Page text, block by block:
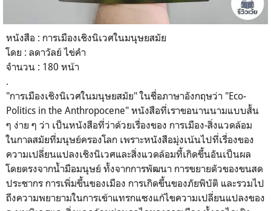
หนังสือ : การเมืองเชิงนิเวศในมนุษยสมัย
โดย : ลดาวัลย์ ไข่คำ
จำนวน : 180 หน้า
.
"การเมืองเชิงนิเวศในมนุษยสมัย" ในชื่อภาษาอังกฤษว่า "Eco-
Politics in the Anthropocene" หนังสือที่เราขอนานนามแบบสั้น
ๆ ง่าย ๆ ว่า เป็นหนังสือที่ว่าด้วยเรื่องของ การเมือง-สิ่งแวดล้อม
ในกาลสมัยที่มนุษย์ครองโลก เพราะหนังสือมุ่งเน้นไปที่เรื่องของ
ความเปลี่ยนแปลงเชิงนิเวศและสิ่งแวดล้อมที้เกิดขึ้นอันเป็นผล
โดยตรงจากน้ำมือมนุษย์ ทั้งจากการพัฒนา การขยายตัวของขนสด
ประชากร การเพิ่มขึ้นของเมือง การเกิดขึ้นของภัยพิบัติ และรวมไป
ถึงความพยายามในการเข้าแทรกแซงแก้ไขความเปลี่ยนแปลงของ